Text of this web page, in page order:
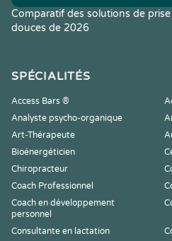
Comparatif des solutions de
douces de 2026
SPÉCIALITÉS
Access Bars ®
Analyste psycho-organique
Art-Thérapeute
Bioénergéticien
Chiropracteur
Coach Professionnel
Coach en développement
personnel
Consultante en lactation